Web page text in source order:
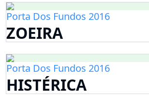
Porta Dos Fundos 2016
ZOEIRA
Porta Dos Fundos 2016
HISTÉRICA